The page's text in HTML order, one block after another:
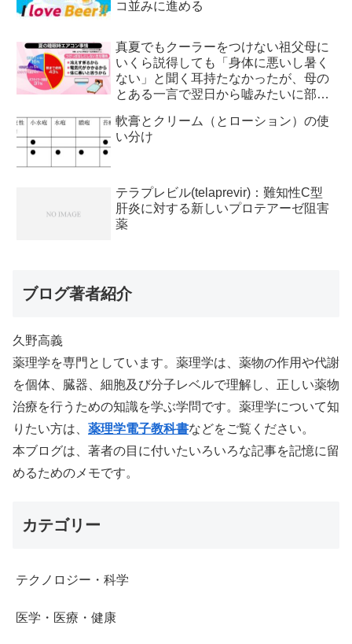
コ並みに進める
真夏でもクーラーをつけない祖父母に
いくら説得しても「身体に悪いし暑く
ない」と聞く耳持たなかったが、母の
とある一言で翌日から嘘みたいに部屋
軟膏とクリーム（とローション）の使
い分け
テラプレビル(telaprevir)：難知性C型
肝炎に対する新しいプロテアーゼ阻害
薬
ブログ著者紹介
久野高義
薬理学を専門としています。薬理学は、薬物の作用や代謝
を個体、臓器、細胞及び分子レベルで理解し、正しい薬物
治療を行うための知識を学ぶ学問です。薬理学について知
りたい方は、 薬理学電子教科書などをご覧ください。
本ブログは、著者の目に付いたいろいろな記事を記憶に留
めるためのメモです。
カテゴリー
テクノロジー・科学
医学・医療・健康